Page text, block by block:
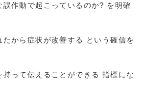
誤作動で起こっているのか? を明確
たから症状が改善する という確信を
持って伝えることができる 指標にな